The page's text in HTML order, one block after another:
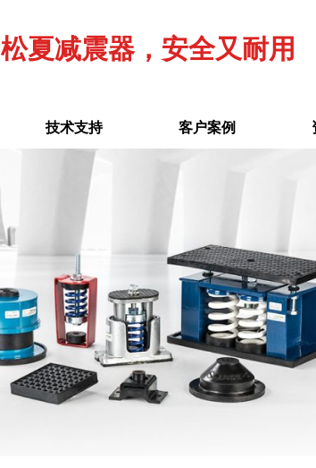
松夏减震器，安全又耐用
技术支持 客户案例